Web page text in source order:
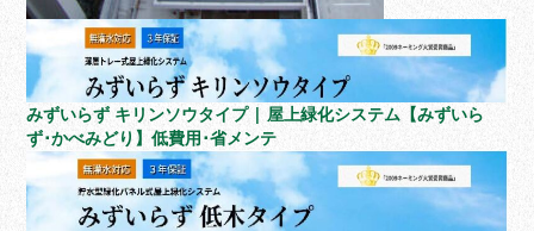
みずいらず キリンソウタイプ | 屋上緑化システム【みずいら
ず･かべみどり】低費用･省メンテ